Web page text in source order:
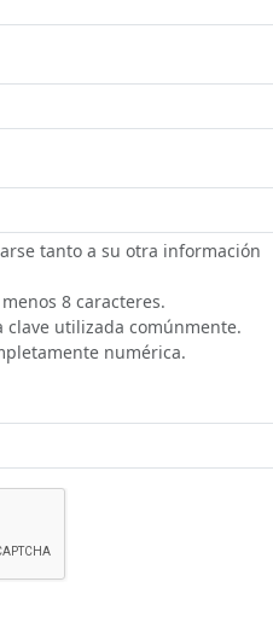
tanto a su otra información
8 caracteres.
clave utilizada comúnmente.
numérica.